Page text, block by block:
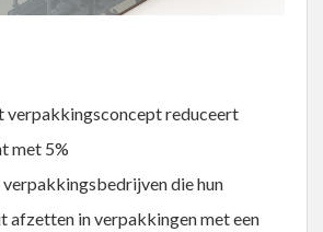
verpakkingsconcept reduceert
met 5%
verpakkingsbedrijven die hun
afzetten in verpakkingen met een